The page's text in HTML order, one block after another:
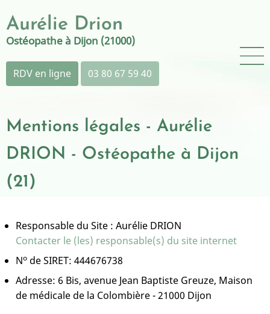
au
contenu
Aurélie Drion
Ostéopathe à Dijon (21000)
RDV en ligne 03 80 67 59 40
Mentions légales - Aurélie
DRION - Ostéopathe à Dijon
(21)
Responsable du Site : Aurélie DRION
Contacter le (les) responsable(s) du site internet
No de SIRET: 444676738
Adresse: 6 Bis, avenue Jean Baptiste Greuze, Maison
de médicale de la Colombière - 21000 Dijon